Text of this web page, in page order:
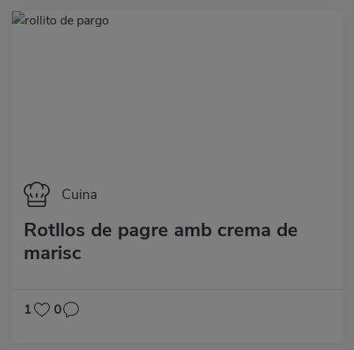
Categoría
Cuina
Rotllos de pagre amb crema de
marisc
1 0